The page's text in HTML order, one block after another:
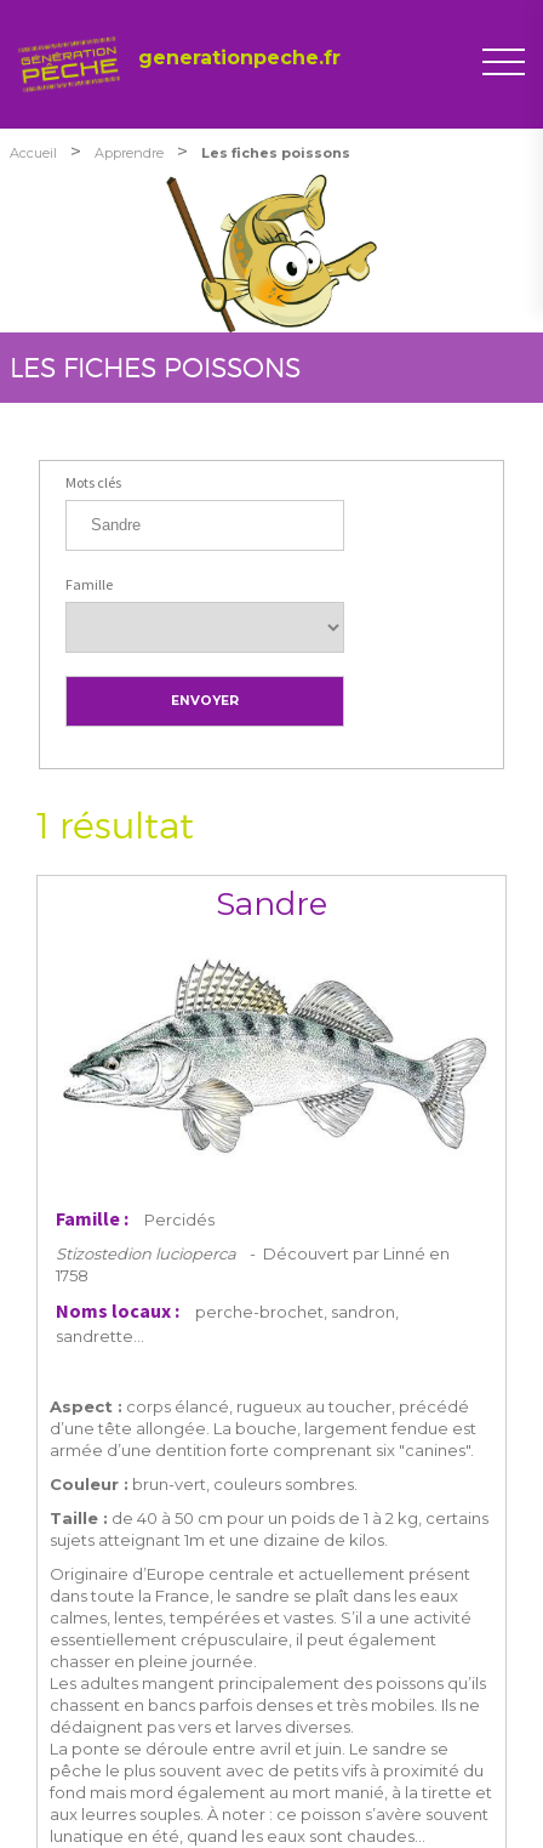
generationpeche.fr
Accueil > Apprendre > Les fiches poissons
LES FICHES POISSONS
Mots clés
Famille
1 résultat
Sandre
Famille :
Percidés
Stizostedion lucioperca
- Découvert par Linné en
1758
Noms locaux :
perche-brochet, sandron,
sandrette…
Aspect : corps élancé, rugueux au toucher, précédé
d’une tête allongée. La bouche, largement fendue est
armée d’une dentition forte comprenant six "canines".
Couleur : brun-vert, couleurs sombres.
Taille : de 40 à 50 cm pour un poids de 1 à 2 kg, certains
sujets atteignant 1m et une dizaine de kilos.
Originaire d’Europe centrale et actuellement présent
dans toute la France, le sandre se plaît dans les eaux
calmes, lentes, tempérées et vastes. S’il a une activité
essentiellement crépusculaire, il peut également
chasser en pleine journée.
Les adultes mangent principalement des poissons qu’ils
chassent en bancs parfois denses et très mobiles. Ils ne
dédaignent pas vers et larves diverses.
La ponte se déroule entre avril et juin. Le sandre se
pêche le plus souvent avec de petits vifs à proximité du
fond mais mord également au mort manié, à la tirette et
aux leurres souples. À noter : ce poisson s’avère souvent
lunatique en été, quand les eaux sont chaudes…